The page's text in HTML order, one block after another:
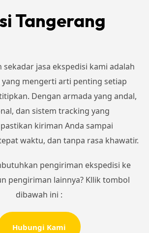
Tangerang
sekadar jasa ekspedisi kami adalah
mengerti arti penting setiap
Dengan armada yang andal,
dan sistem tracking yang
kiriman Anda sampai
waktu, dan tanpa rasa khawatir.
pengiriman ekspedisi ke
pengiriman lainnya? Kllik tombol
dibawah ini :
Hubungi Kami